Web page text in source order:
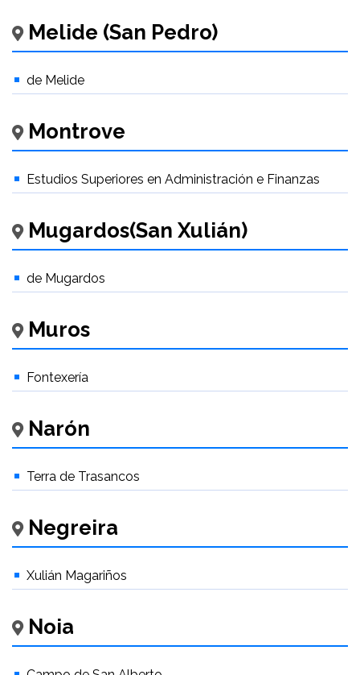
Melide (San Pedro)
de Melide
Montrove
Estudios Superiores en Administración e Finanzas
Mugardos(San Xulián)
de Mugardos
Muros
Fontexería
Narón
Terra de Trasancos
Negreira
Xulián Magariños
Noia